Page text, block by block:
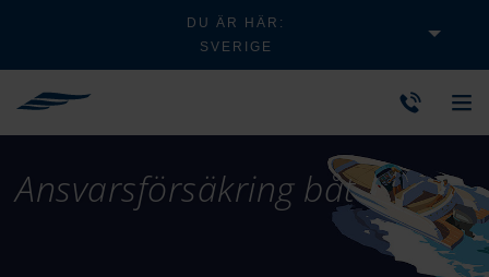
DU ÄR HÄR:
SVERIGE
Ansvarsförsäkring båt